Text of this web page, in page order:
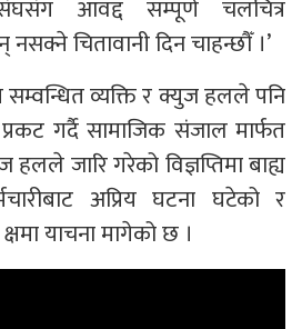
आवद्द सम्पूर्ण चलचित्र
चितावानी दिन चाहन्छौँ ।’
व्यक्ति र क्युज हलले पनि
गर्दै सामाजिक संजाल मार्फत
जारि गरेको विज्ञप्तिमा बाह्य
अप्रिय घटना घटेको र
याचना मागेको छ ।